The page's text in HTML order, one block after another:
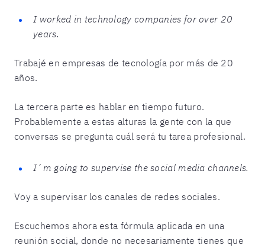
I worked in technology companies for over 20
years.
Trabajé en empresas de tecnología por más de 20
años.
La tercera parte es hablar en tiempo futuro.
Probablemente a estas alturas la gente con la que
conversas se pregunta cuál será tu tarea profesional.
I´m going to supervise the social media channels.
Voy a supervisar los canales de redes sociales.
Escuchemos ahora esta fórmula aplicada en una
reunión social, donde no necesariamente tienes que